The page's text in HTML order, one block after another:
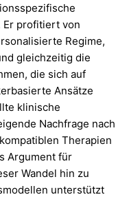
profitiert von
Regime,
gleichzeitig die
die sich auf
Ansätze
klinische
Nachfrage nach
Therapien
Argument für
Wandel hin zu
unterstützt